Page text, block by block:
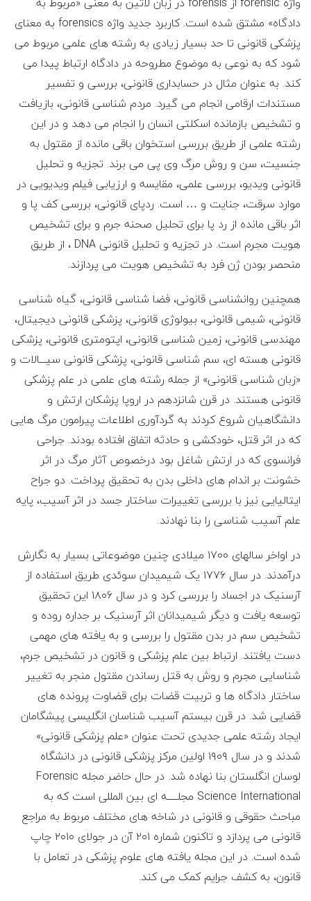
د
ه
و
ک
ی
ل
پ
ا
ی
ه
ی
ک
ا
ی
ل
ا
م
دادگاه» مشتق شده است. کاربرد جدید واژه forensics به معنای
پزشکی قانونی تا حد بسیار زیادی به رشته های علمی مربوط می
شود که به نوعی به موضوع مطروحه در دادگاه ارتباط پیدا می
کند. به عنوان مثال در حسابداری قانونی، بررسی و تفسیر
مستندات ارقامی انجام می گیرد. مردم شناسی قانونی، بازیافت
و تشخیص بازمانده اسکلتی انسان را انجام می دهد و در این
رشته علمی از طریق بررسی استخوان باقی مانده از مقتول به
جنسیت، سن و روش مرگ وی پی می برند. تجزیه و تحلیل
قانونی ویدیو، بررسی علمی، مقایسه و ارزیابی فیلم ویدیویی در
موارد سرقت، جنایت و … است. ردپای قانونی، بررسی کف پا و
اثر باقی مانده از رد پا برای تحلیل صحنه جرم و برای تشخیص
هویت مجرم است. در تجزیه و تحلیل قانونی DNA ، از طریق
منحصر بودن ژن فرد به تشخیص هویت می پردازند.
همچنین روانشناسی قانونی، فضا شناسی قانونی، گیاه شناسی
قانونی، شیمی قانونی، بیولوژی قانونی، پزشکی قانونی دیجیتال،
مهندسی قانونی، زمین شناسی قانونی، اپتومتری قانونی، پزشکی
قانونی هسته ای، سم شناسی قانونی، پزشکی قانونی سیـــالات و
«زبان شناسی قانونی» از جمله رشته های علمی در علم پزشکی
قانونی هستند. در قرن شانزدهم در اروپا پزشکان ارتش و
دانشگاهیان شروع کردند به گردآوری اطلاعات پیرامون مرگ هایی
که در اثر قتل، خودکشی و حادثه اتفاق افتاده بودند. جراحی
فرانسوی که در ارتش شاغل بود درخصوص آثار مرگ در اثر
خشونت بر اندام های داخلی بدن به تحقیق پرداخت. دو جراح
ایتالیایی نیز با بررسی تغییرات ساختار جسد در اثر آسیب، پایه
علم آسیب شناسی را بنا نهادند.
در اواخر سالهای ۱۷۰۰ میلادی چنین موضوعاتی بسیار به نگارش
درآمدند. در سال ۱۷۷۶ یک شیمیدان سوئدی طریق استفاده از
آرسنیک در اجساد را بررسی کرد و در سال ۱۸۰۶ این تحقیق
توسعه یافت و دیگر شیمیدانان اثر آرسنیک بر جداره روده و
تشخیص سم در بدن مقتول را بررسی و به یافته های مهمی
دست یافتند. ارتباط بین علم پزشکی و قانون در تشخیص جرم،
شناسایی مجرم و روش به قتل رساندن مقتول منجر به تغییر
ساختار دادگاه ها و تربیت قضات برای قضاوت پرونده های
قضایی شد. در قرن بیستم آسیب شناسان انگلیسی پیشگامان
ایجاد رشته علمی جدیدی تحت عنوان «علم پزشکی قانونی»
شدند و در سال ۱۹۰۹ اولین مرکز پزشکی قانونی در دانشگاه
لوسان انگلستان بنا نهاده شد. در حال حاضر مجله Forensic
Science International مجلـــــه ای بین المللی است که به
مباحث حقوقی و قانونی در شاخه های مختلف مربوط به مراجع
قانونی می پردازد و تاکنون شماره ۲۰۱ آن در جولای ۲۰۱۰ چاپ
شده است. در این مجله یافته های علوم پزشکی در تعامل با
قانون، به کشف جرایم کمک می کند.